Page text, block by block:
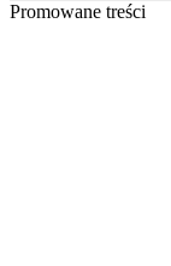
Promowane treści